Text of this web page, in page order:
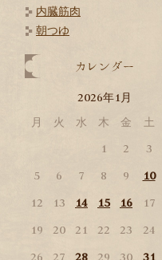
内臓筋肉
朝つゆ
2026年1 月
月 火 水 木 金 土
1 2 3
5
6 7 8 9 10
12
13 14 15 16 17
19
20 21 22 23 24
26
27 28 29 30 31